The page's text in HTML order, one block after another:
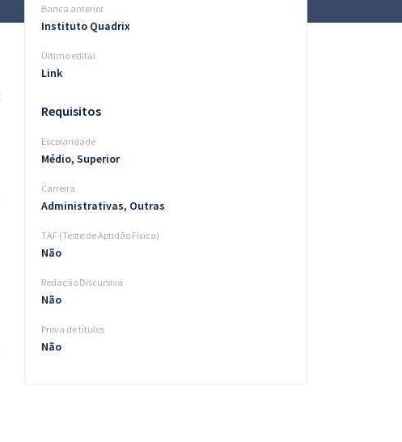
Banca anterior
Instituto Quadrix
Último edital
Link
Requisitos
Escolaridade
Médio, Superior
Carreira
Administrativas, Outras
TAF (Teste de Aptidão Física)
Não
Redação Discursiva
Não
Prova de títulos
Não